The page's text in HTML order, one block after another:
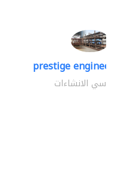
prestige
مهندسي الانشاءات